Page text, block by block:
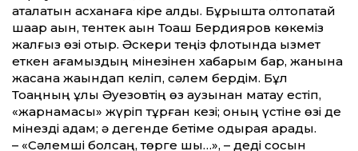
аталатын асханаға кіре қалдық. Бұрышта қолтоқпақтай
шақар ақын, тентек ақын Тоқаш Бердияров көкеміз
жалғыз өзі отыр. Әскери теңіз флотында қызмет
еткен ағамыздың мінезінен хабарым бар, жанына
жасқана жақындап келіп, сәлем бердім. Бұл
Тоқаңның ұлы Әуезовтің өз аузынан мақтау естіп,
«жарнамасы» жүріп тұрған кезі; оның үстіне өзі де
мінезді адам; ә дегенде бетіме одырая қарады.
– «Сәлемші болсаң, төрге шық…», – деді сосын